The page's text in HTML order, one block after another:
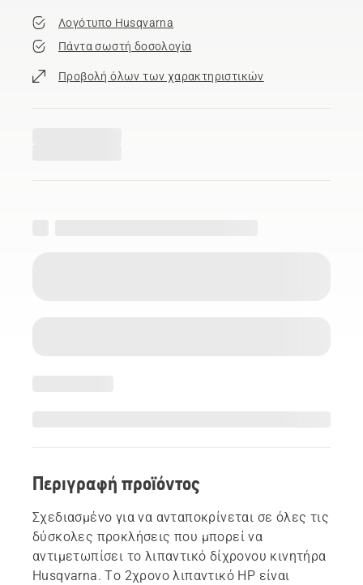
Λογότυπο Husqvarna
Πάντα σωστή δοσολογία
Προβολή όλων των χαρακτηριστικών
Περιγραφή προϊόντος
Σχεδιασμένο για να ανταποκρίνεται σε όλες τις
δύσκολες προκλήσεις που μπορεί να
αντιμετωπίσει το λιπαντικό δίχρονου κινητήρα
Husqvarna. Το 2χρονο λιπαντικό HP είναι